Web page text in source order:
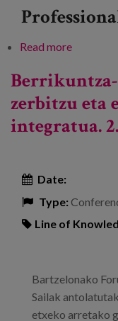
Read moreabout
Berrikuntza-
zerbitzu eta
integratua.
Date:
Type:
Line of
Bartzelonako
Sailak
etxeko arretako